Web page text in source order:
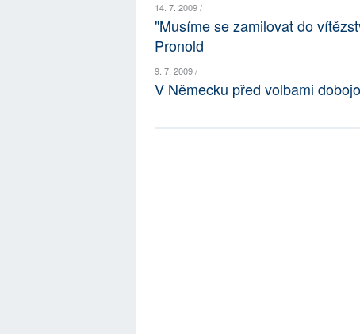
14. 7. 2009 /
"Musíme se zamilovat do
Pronold
9. 7. 2009 /
V Německu před volbami